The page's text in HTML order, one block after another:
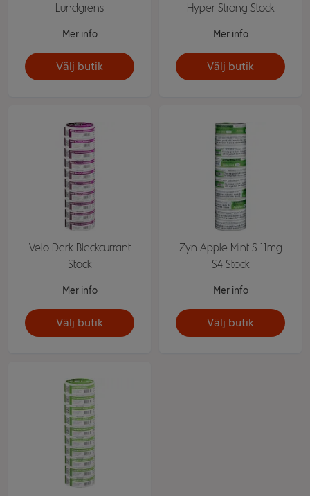
Lundgrens
Mer info
Välj butik
Hyper Strong Stock
Mer info
Välj butik
Velo Dark Blackcurrant
Stock
Mer info
Välj butik
Zyn Apple Mint S 11mg
S4 Stock
Mer info
Välj butik